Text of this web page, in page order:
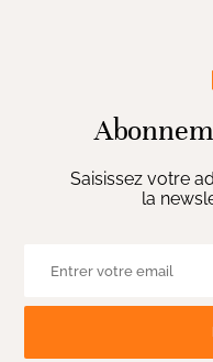
Saisissez votre
la